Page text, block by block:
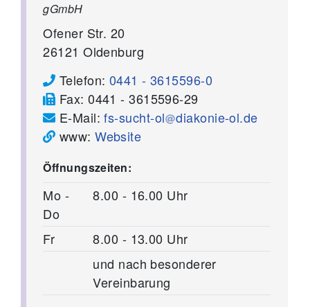
gGmbH
Ofener Str. 20
26121 Oldenburg
Telefon: 0441 - 3615596-0
Fax:0441 - 3615596-29
E-Mail:fs-sucht-ol
diakonie-ol.de
www:Website
Öffnungszeiten:
Mo -
Do
8.00 - 16.00 Uhr
Fr
8.00 - 13.00 Uhr
und nach besonderer
Vereinbarung